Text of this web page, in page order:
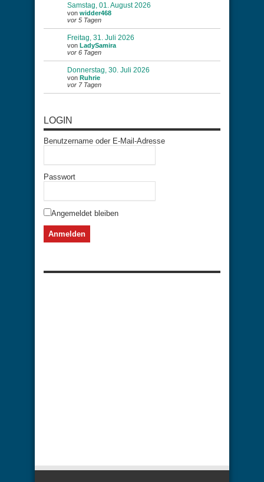
Samstag, 01. August 2026
von widder468
vor 5 Tagen
Freitag, 31. Juli 2026
von LadySamira
vor 6 Tagen
Donnerstag, 30. Juli 2026
von Ruhrie
vor 7 Tagen
LOGIN
Benutzername oder E-Mail-Adresse
Passwort
Angemeldet bleiben